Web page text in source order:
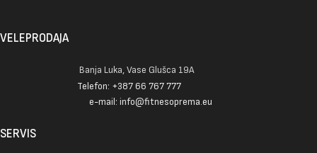
VELEPRODAJA
Banja Luka, Vase Glušca 19A
Telefon: +387 66 767 777
e-mail: info@fitnesoprema.eu
SERVIS